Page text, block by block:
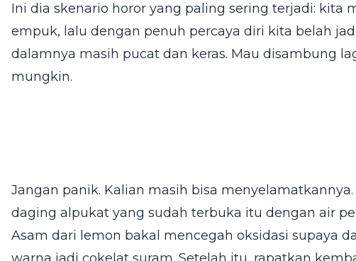
Ini dia skenario horor yang paling sering terjadi: kita
empuk, lalu dengan penuh percaya diri kita belah
dalamnya masih pucat dan keras. Mau disambung
mungkin.
Jangan panik. Kalian masih bisa
daging alpukat yang sudah terbuka itu dengan air
Asam dari lemon bakal mencegah oksidasi supaya